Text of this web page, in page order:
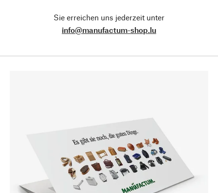
Sie erreichen uns jederzeit unter
info@manufactum-shop.lu